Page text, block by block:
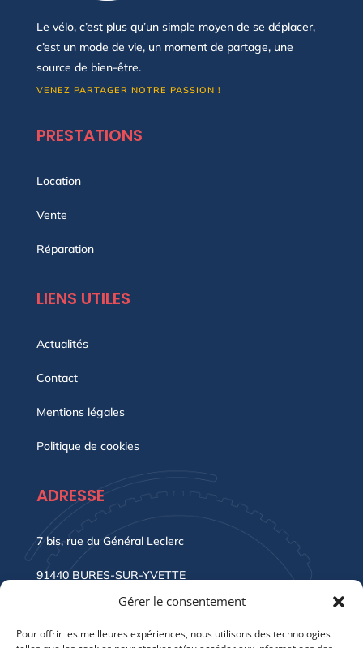
Gérer le consentement
Pour offrir les meilleures expériences, nous utilisons des technologies
Le vélo, c’est plus qu’un simple moyen de se déplacer,
c’est un mode de vie, un moment de partage, une
source de bien-être.
VENEZ PARTAGER NOTRE PASSION !
PRESTATIONS
Location
Vente
Réparation
LIENS UTILES
Actualités
Contact
Mentions légales
Politique de cookies
ADRESSE
7 bis, rue du Général Leclerc
91440 BURES-SUR-YVETTE
Sortie Gare RER B « BURES-SUR-YVETTE »